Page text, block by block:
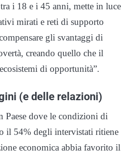
i 18 e i 45 anni, mette in luce
mirati e reti di supporto
gli svantaggi di
creando quello che il
di opportunità”.
(e delle relazioni)
Paese dove le condizioni di
il 54% degli intervistati ritiene
economica abbia favorito il